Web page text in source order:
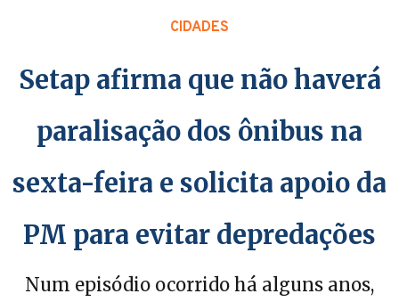
CIDADES
Setap afirma que não haverá
paralisação dos ônibus na
sexta-feira e solicita apoio da
PM para evitar depredações
Num episódio ocorrido há alguns anos,